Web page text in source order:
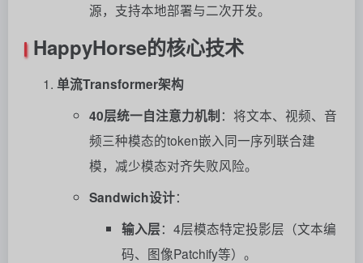
源，支持本地部署与二次开发。
HappyHorse的核心技术
单流Transformer架构
40层统一自注意力机制：将文本、视频、音
频三种模态的token嵌入同一序列联合建
模，减少模态对齐失败风险。
Sandwich设计：
输入层：4层模态特定投影层（文本编
码、图像Patchify等）。